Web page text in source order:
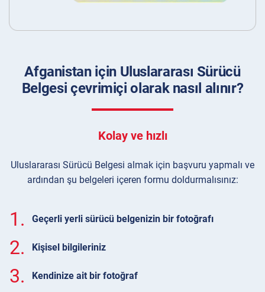
Afganistan için Uluslararası Sürücü
Belgesi çevrimiçi olarak nasıl alınır?
Kolay ve hızlı
Uluslararası Sürücü Belgesi almak için başvuru yapmalı ve
ardından şu belgeleri içeren formu doldurmalısınız:
1. Geçerli yerli sürücü belgenizin bir fotoğrafı
2. Kişisel bilgileriniz
3. Kendinize ait bir fotoğraf